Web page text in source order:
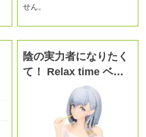
せん。
陰の実力者になりたく
て！ Relax time ベ…